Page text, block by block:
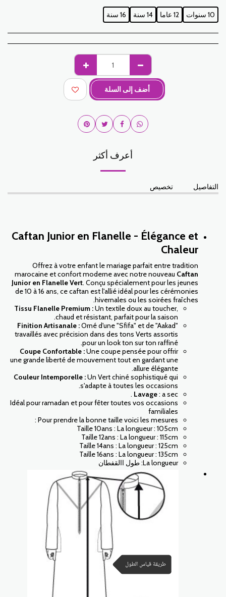
10 سنوات 12 عاما 14 سنة 16 سنة
أضف إلى السلة
أعرف أكثر
التفاصيل تخصيص
Caftan Junior en Flanelle - Élégance et
Chaleur
Offrez à votre enfant le mariage parfait entre tradition
marocaine et confort moderne avec notre nouveau Caftan
Junior en Flanelle Vert. Conçu spécialement pour les jeunes
de 10 à 16 ans, ce caftan est l'allié idéal pour les cérémonies
hivernales ou les soirées fraîches.
Tissu Flanelle Premium :Un textile doux au toucher,
chaud et résistant, parfait pour la saison.
Finition Artisanale :Orné d'une "Sfifa" et de "Aakad"
travaillés avec précision dans des tons Verts assortis
pour un look ton sur ton raffiné.
Coupe Confortable :Une coupe pensée pour offrir
une grande liberté de mouvement tout en gardant une
allure élégante.
Couleur Intemporelle :Un Vert chiné sophistiqué qui
s'adapte à toutes les occasions.
Lavage: a sec .
Idéal pour ramadan et pour fêter toutes vos occasions
familiales
Pour prendre la bonne taille voici les mesures :
Taille 10ans : La longueur : 105cm
Taille 12ans : La longueur : 115cm
Taille 14ans : La longueur : 125cm
Taille 16ans : La longueur : 135cm
La longueur: طول االقفطان